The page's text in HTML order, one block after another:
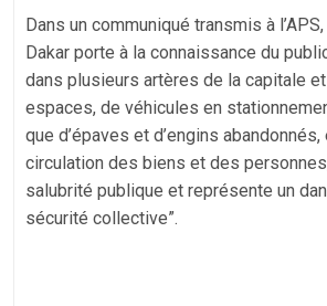
Dans un communiqué transmis à
Dakar porte à la connaissance du
dans plusieurs artères de la capitale
espaces, de véhicules en
que d’épaves et d’engins
circulation des biens et des
salubrité publique et représente un
sécurité collective”.